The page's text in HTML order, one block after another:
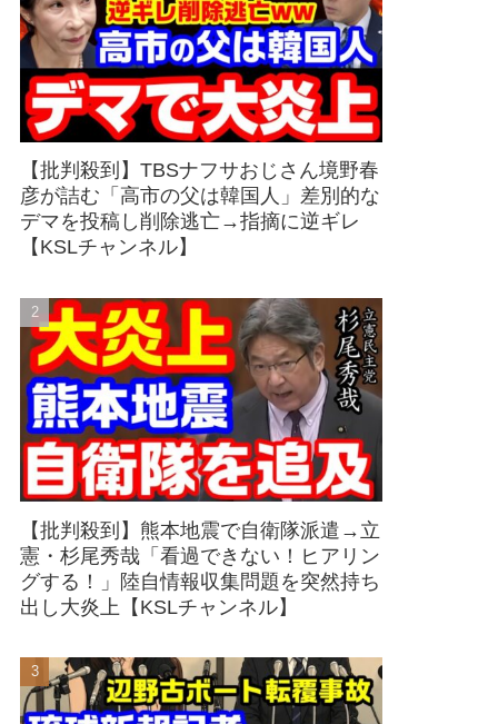
【批判殺到】TBSナフサおじさん境野春
彦が詰む「高市の父は韓国人」差別的な
デマを投稿し削除逃亡→指摘に逆ギレ
【KSLチャンネル】
【批判殺到】熊本地震で自衛隊派遣→立
憲・杉尾秀哉「看過できない！ヒアリン
グする！」陸自情報収集問題を突然持ち
出し大炎上【KSLチャンネル】